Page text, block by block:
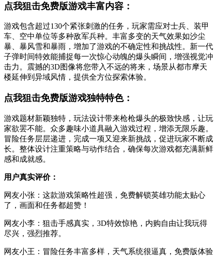
点我狙击免费版游戏丰富内容：
游戏包含超过130个紧张刺激的任务，玩家需应对士兵、装甲
车、空中单位等多种敌军兵种。丰富多变的天气效果如沙尘
暴、暴风雪和暴雨，增加了游戏的不确定性和挑战性。新一代
子弹时间特效能捕捉每一次惊心动魄的爆头瞬间，增强视觉冲
击力。震撼的3D图像将您带入不远的将来，场景从都市摩天
楼延伸到异域风情，提供全方位探索体验。
点我狙击免费版游戏独特特色：
游戏题材新颖独特，玩法设计带来枪枪爆头的极致快感，让玩
家欲罢不能。众多趣味小道具融入游戏过程，增添无限乐趣。
冒险任务层层递进，完成一项又迎来新挑战，促进玩家不断成
长。整体设计注重策略与动作结合，确保每次游戏都充满新鲜
感和成就感。
用户真实评价：
网友小张：这款游戏策略性超强，免费解锁英雄功能太贴心
了，画面和任务都超赞！
网友小李：狙击手感真实，3D特效惊艳，内购自由让我玩得
尽兴，强烈推荐。
网友小王：冒险任务丰富多样，天气系统很逼真，免费版体验